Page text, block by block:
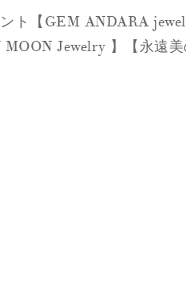
ト【GEM ANDARA
Jewelry 】【永遠